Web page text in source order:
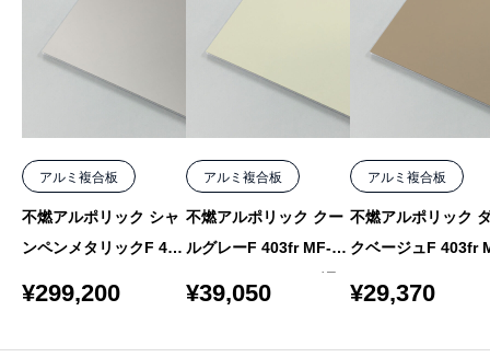
アルミ複合板
不燃アルポリック シャ
ンペンメタリックF 403
50 10枚
¥299,200
アルミ複合板
不燃アルポリック クー
ルグレーF 403fr MF-2
4mm 1000×2050 バラ
¥39,050
アルミ複合板
不燃アルポリック
クベージュF 403fr
¥29,370